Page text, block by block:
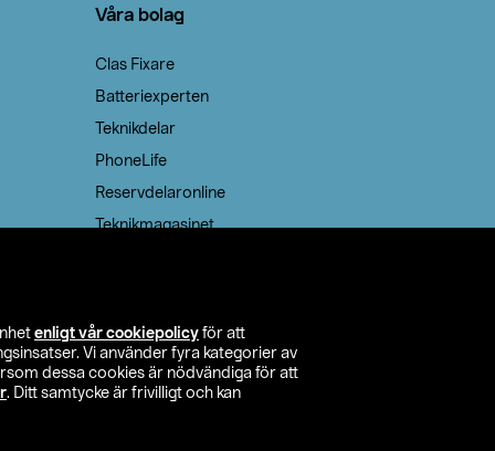
enligt vår cookiepolicy för att
Vi använder fyra kategorier av
dessa cookies är nödvändiga för att
. Ditt samtycke är frivilligt och kan
Våra bolag
Clas Fixare
Batteriexperten
Teknikdelar
PhoneLife
Reservdelaronline
Teknikmagasinet